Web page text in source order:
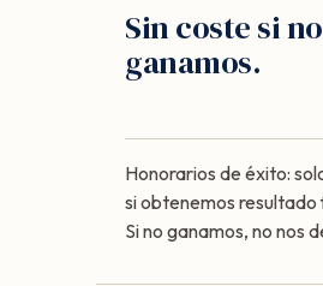
Sin coste si no
ganamos.
Honorarios de éxito:
si obtenemos
Si no ganamos, no nos